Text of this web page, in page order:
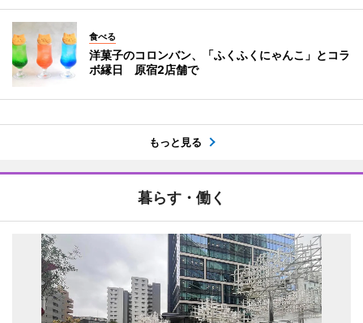
食べる
洋菓子のコロンバン、「ふくふくにゃんこ」とコラ
ボ縁日 原宿2店舗で
もっと見る
暮らす・働く